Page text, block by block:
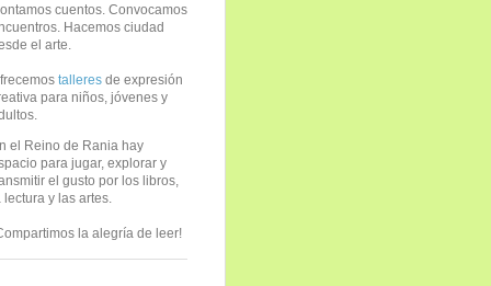
cuentos. Convocamos
Hacemos ciudad
el arte.
talleres de expresión
para niños, jóvenes y
el Reino de Rania hay
para jugar, explorar y
el gusto por los libros,
lectura y las artes.
la alegría de leer!